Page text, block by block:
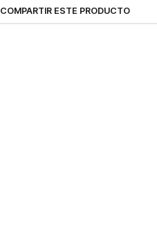
COMPARTIR ESTE PRODUCTO